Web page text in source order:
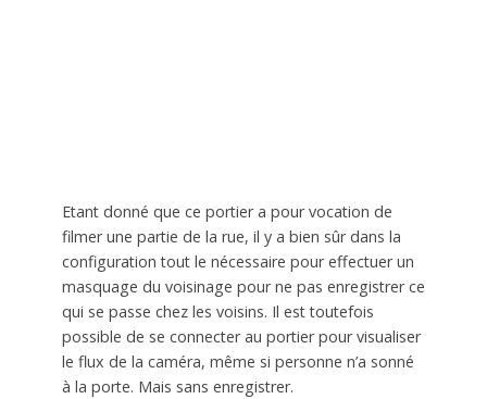
Etant donné que ce portier a pour vocation de
filmer une partie de la rue, il y a bien sûr dans la
configuration tout le nécessaire pour effectuer un
masquage du voisinage pour ne pas enregistrer ce
qui se passe chez les voisins. Il est toutefois
possible de se connecter au portier pour visualiser
le flux de la caméra, même si personne n’a sonné
à la porte. Mais sans enregistrer.